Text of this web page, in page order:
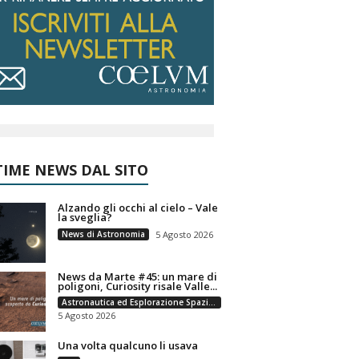
NEWS DAL SITO
Alzando gli occhi al cielo – Vale
la sveglia?
News di Astronomia 5 Agosto 2026
News da Marte #45: un mare di
poligoni, Curiosity risale Valle...
Astronautica ed Esplorazione Spaziale
5 Agosto 2026
Una volta qualcuno li usava